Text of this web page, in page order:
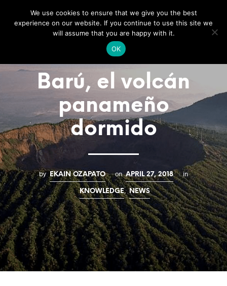
0
Barú, el volcán
panameño
dormido
by EKAIN OZAPATO on APRIL 27, 2018 in
KNOWLEDGE, NEWS
We use cookies to ensure that we give you the best
experience on our website. If you continue to use this site we
will assume that you are happy with it.
OK